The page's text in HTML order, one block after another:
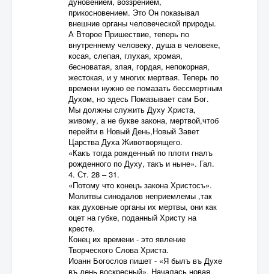
прикосновением. Это Он показывал
внешние органы человеческой природы.
А Второе Пришествие, теперь по
внутреннему человеку, душа в человеке,
косая, слепая, глухая, хромая,
бесноватая, злая, гордая, непокорная,
жестокая, и у многих мертвая. Теперь по
времени нужно ее помазать бессмертным
Духом, но здесь Помазывает сам Бог.
Мы должны служить Духу Христа,
живому, а не букве закона, мертвой,чтоб
перейти в Новый День,Новый Завет
Царства Духа Животворящего.
«Какъ тогда рожденный по плоти гналъ
рожденного по Духу, такъ и ныне». Гал.
4. Ст. 28 – 31.
«Потому что конецъ закона Христосъ».
Молитвы синодалов неприемлемы ,так
как духовные органы их мертвы, они как
оцет на губке, поданный Христу на
кресте.
Конец их времени - это явление
Творческого Слова Христа.
Иоанн Богослов пишет - «Я былъ въ Духе
въ день воскресный». Началась новая